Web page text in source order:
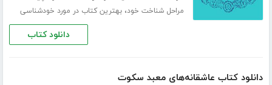
مراحل شناخت خود،بهترین کتاب در مورد خودشناسی
دانلود کتاب
دانلود کتاب عاشقانه‌های معبد سکوت